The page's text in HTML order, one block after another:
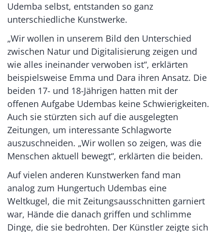
Udemba selbst, entstanden so ganz
unterschiedliche Kunstwerke.
„Wir wollen in unserem Bild den Unterschied
zwischen Natur und Digitalisierung zeigen und
wie alles ineinander verwoben ist“, erklärten
beispielsweise Emma und Dara ihren Ansatz. Die
beiden 17- und 18-Jährigen hatten mit der
offenen Aufgabe Udembas keine Schwierigkeiten.
Auch sie stürzten sich auf die ausgelegten
Zeitungen, um interessante Schlagworte
auszuschneiden. „Wir wollen so zeigen, was die
Menschen aktuell bewegt“, erklärten die beiden.
Auf vielen anderen Kunstwerken fand man
analog zum Hungertuch Udembas eine
Weltkugel, die mit Zeitungsausschnitten garniert
war, Hände die danach griffen und schlimme
Dinge, die sie bedrohten. Der Künstler zeigte sich